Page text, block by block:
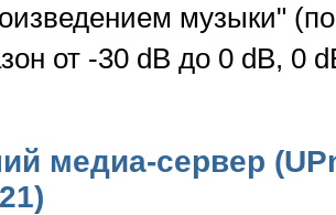
музыки"
от -30 dB до 0 dB, 0
медиа-сервер